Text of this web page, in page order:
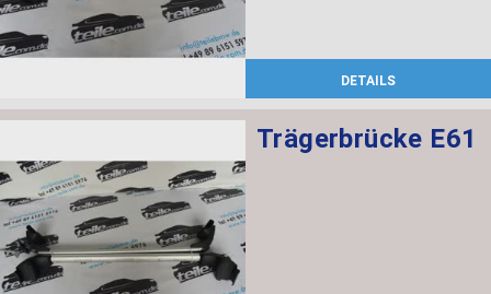
DETAILS
Trägerbrücke E61